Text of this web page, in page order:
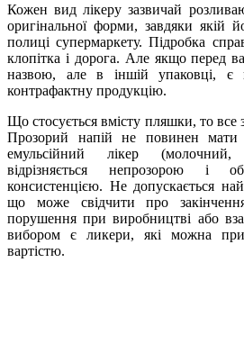
Кожен вид лікеру зазвичай
оригінальної форми, завдяки якій
полиці супермаркету. Підробка
клопітка і дорога. Але якщо перед
назвою, але в іншій упаковці, є
контрафактну продукцію.
Що стосується вмісту пляшки, то все
Прозорий напій не повинен мати
емульсійний лікер
відрізняється непрозорою і
консистенцією. Не допускається
що може свідчити про
порушення при виробництві або
вибором є ликери, які можна
вартістю.